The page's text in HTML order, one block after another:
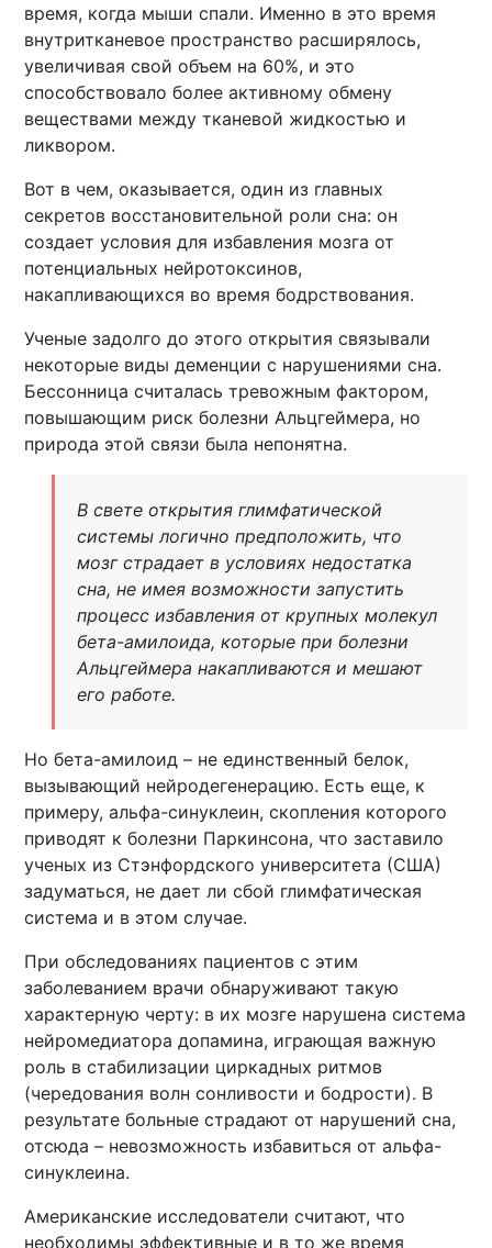
время, когда мыши спали. Именно в это время
внутритканевое пространство расширялось,
увеличивая свой объем на 60%, и это
способствовало более активному обмену
веществами между тканевой жидкостью и
ликвором.
Вот в чем, оказывается, один из главных
секретов восстановительной роли сна: он
создает условия для избавления мозга от
потенциальных нейротоксинов,
накапливающихся во время бодрствования.
Ученые задолго до этого открытия связывали
некоторые виды деменции с нарушениями сна.
Бессонница считалась тревожным фактором,
повышающим риск болезни Альцгеймера, но
природа этой связи была непонятна.
В свете открытия глимфатической
системы логично предположить, что
мозг страдает в условиях недостатка
сна, не имея возможности запустить
процесс избавления от крупных молекул
бета-амилоида, которые при болезни
Альцгеймера накапливаются и мешают
его работе.
Но бета-амилоид – не единственный белок,
вызывающий нейродегенерацию. Есть еще, к
примеру, альфа-синуклеин, скопления которого
приводят к болезни Паркинсона, что заставило
ученых из Стэнфордского университета (США)
задуматься, не дает ли сбой глимфатическая
система и в этом случае.
При обследованиях пациентов с этим
заболеванием врачи обнаруживают такую
характерную черту: в их мозге нарушена система
нейромедиатора допамина, играющая важную
роль в стабилизации циркадных ритмов
(чередования волн сонливости и бодрости). В
результате больные страдают от нарушений сна,
отсюда – невозможность избавиться от альфа-
синуклеина.
Американские исследователи считают, что
необходимы эффективные и в то же время